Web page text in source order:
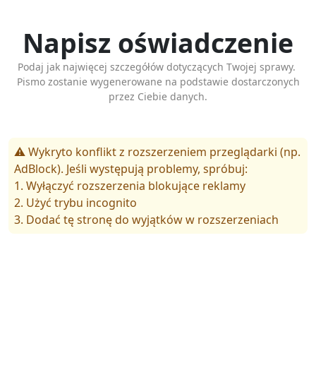
Napisz oświadczenie
Podaj jak najwięcej szczegółów dotyczących Twojej sprawy.
Pismo zostanie wygenerowane na podstawie dostarczonych
przez Ciebie danych.
⚠️ Wykryto konflikt z rozszerzeniem przeglądarki (np.
AdBlock). Jeśli występują problemy, spróbuj:
1. Wyłączyć rozszerzenia blokujące reklamy
2. Użyć trybu incognito
3. Dodać tę stronę do wyjątków w rozszerzeniach